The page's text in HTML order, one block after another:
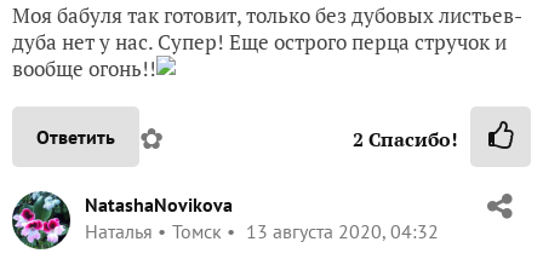
Моя бабуля так готовит, только без дубовых листьев-
дуба нет у нас. Супер! Еще острого перца стручок и
вообще огонь!!
Ответить ✿ 2 Спасибо!
NatashaNovikova
Наталья
Томск 13 августа 2020, 04:32